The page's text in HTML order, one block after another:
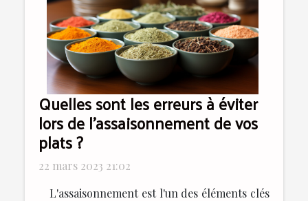
Quelles sont les erreurs à éviter
lors de l'assaisonnement de vos
plats ?
22 mars 2023 21:02
L'assaisonnement est l'un des éléments clés